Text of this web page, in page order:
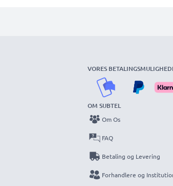
VORES
OM SUBTEL
Om Os
FAQ
Betaling og Levering
Forhandlere og